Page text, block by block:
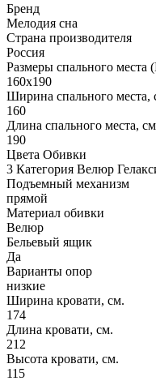
Бренд
Мелодия сна
Страна производителя
Россия
Размеры спального
160х190
Ширина спального места,
160
Длина спального места, см
190
Цвета Обивки
3 Категория Велюр
Подъемный механизм
прямой
Материал обивки
Велюр
Бельевый ящик
Да
Варианты опор
низкие
Ширина кровати, см.
174
Длина кровати, см.
212
Высота кровати, см.
115